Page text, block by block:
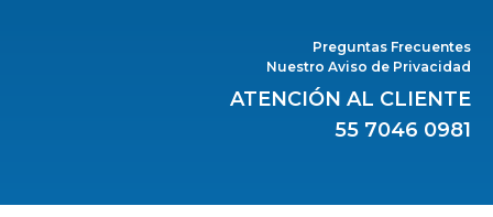
Preguntas Frecuentes
Nuestro Aviso de Privacidad
ATENCIÓN AL CLIENTE
55 7046 0981